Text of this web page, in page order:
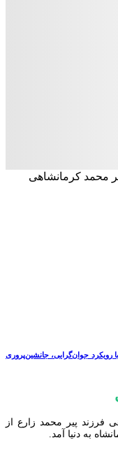
محمد کرمانشاهی
جوان‌گرایی، جانشین‌پروری
فرزند پیر محمد زارع از